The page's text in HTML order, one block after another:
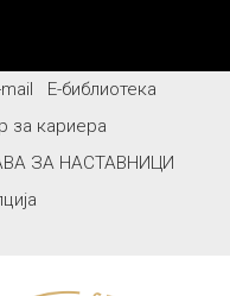
mail
Е-библиотека
за кариера
ЗА НАСТАВНИЦИ